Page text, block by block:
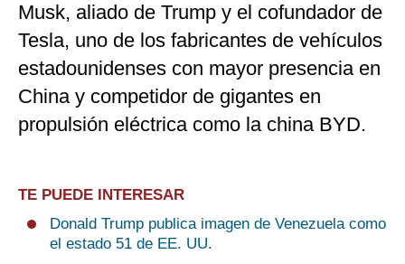
Musk, aliado de Trump y el cofundador de
Tesla, uno de los fabricantes de vehículos
estadounidenses con mayor presencia en
China y competidor de gigantes en
propulsión eléctrica como la china BYD.
TE PUEDE INTERESAR
Donald Trump publica imagen de Venezuela como
el estado 51 de EE. UU.